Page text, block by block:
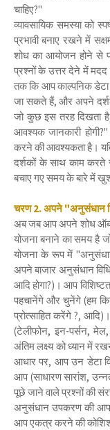
चाहिए?"
व्यावसायिक समस्या
प्रभावी बनाए रखने में
शोध का आयोजन होने से
प्रश्नों के उत्तर देने में मदद
तक ​​कि आप काल्पनिक डेटा
जा सकते हैं, और अपने
जो कुछ इस तरह दिखता
आवश्यक जानकारी
करने की आवश्यकता है।
दर्शकों के साथ काम करते
बचाए गए समय के बारे में
चरण 2. अपने "अनुसंधान
अब जब आप अपने शोध
योजना बनाने का समय है
योजना के रूप में
अपने बाजार अनुसंधान
आदि होगा?)। आप
पहचानेंगे और चुनेंगे (हम
प्रोत्साहित करेंगे ?,
(टेलीफोन, इन-पर्सन,
अंतिम लक्ष्य को ध्यान में
आधार पर, आप उन डेटा
आप (साधारण सारांश,
पूछे जाने वाले प्रश्नों की
अनुसंधान उपकरण की
आप एकत्र करने की कोशिश